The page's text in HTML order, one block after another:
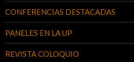
CONFERENCIAS DESTACADAS
PANELES EN LA UP
REVISTA COLOQUIO